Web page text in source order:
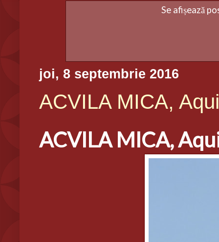
Se afișează
joi, 8 septembrie 2016
ACVILA MICA,
ACVILA MICA,